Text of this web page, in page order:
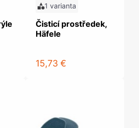
1 varianta
Čisticí prostředek,
Häfele
15,73 €